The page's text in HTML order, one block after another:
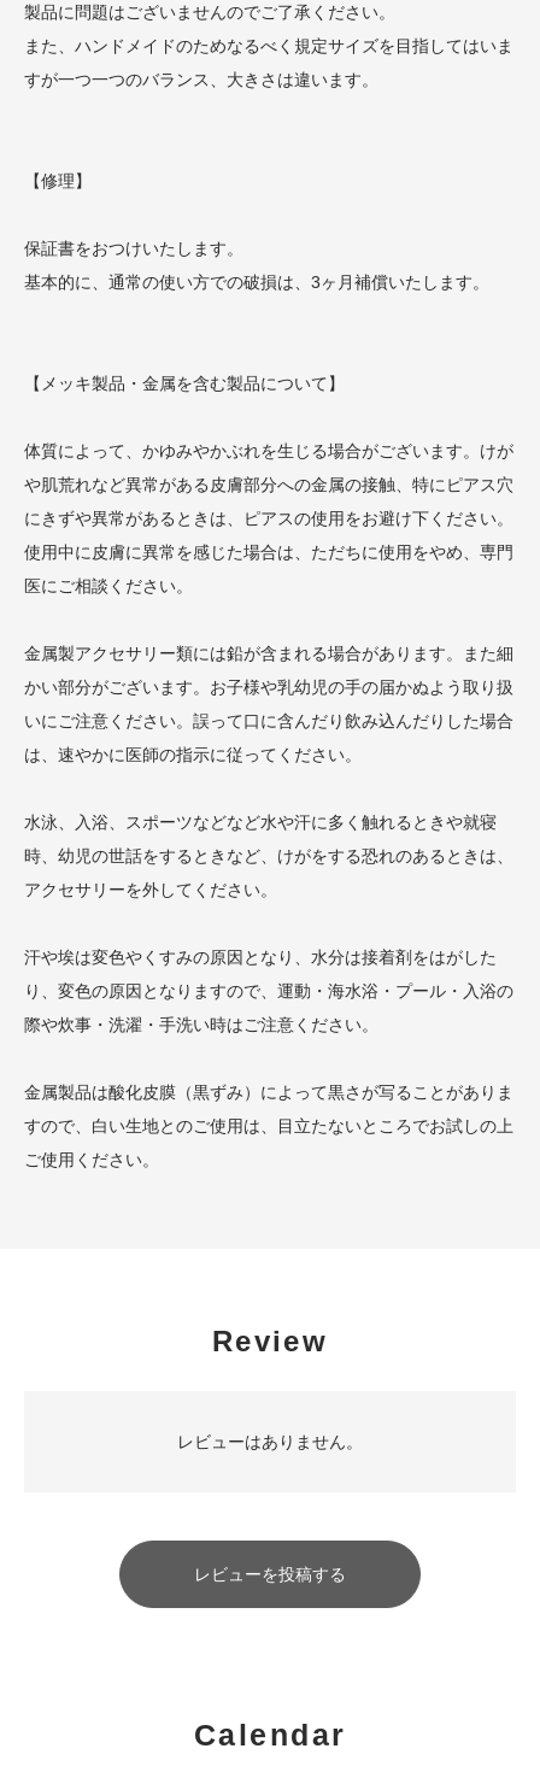
製品に問題はございませんのでご了承ください。
また、ハンドメイドのためなるべく規定サイズを目指してはいま
すが一つ一つのバランス、大きさは違います。
【修理】
保証書をおつけいたします。
基本的に、通常の使い方での破損は、3ヶ月補償いたします。
【メッキ製品・金属を含む製品について】
体質によって、かゆみやかぶれを生じる場合がございます。けが
や肌荒れなど異常がある皮膚部分への金属の接触、特にピアス穴
にきずや異常があるときは、ピアスの使用をお避け下ください。
使用中に皮膚に異常を感じた場合は、ただちに使用をやめ、専門
医にご相談ください。
金属製アクセサリー類には鉛が含まれる場合があります。また細
かい部分がございます。お子様や乳幼児の手の届かぬよう取り扱
いにご注意ください。誤って口に含んだり飲み込んだりした場合
は、速やかに医師の指示に従ってください。
水泳、入浴、スポーツなどなど水や汗に多く触れるときや就寝
時、幼児の世話をするときなど、けがをする恐れのあるときは、
アクセサリーを外してください。
汗や埃は変色やくすみの原因となり、水分は接着剤をはがした
り、変色の原因となりますので、運動・海水浴・プール・入浴の
際や炊事・洗濯・手洗い時はご注意ください。
金属製品は酸化皮膜（黒ずみ）によって黒さが写ることがありま
すので、白い生地とのご使用は、目立たないところでお試しの上
ご使用ください。
Review
レビューはありません。
レビューを投稿する
Calendar